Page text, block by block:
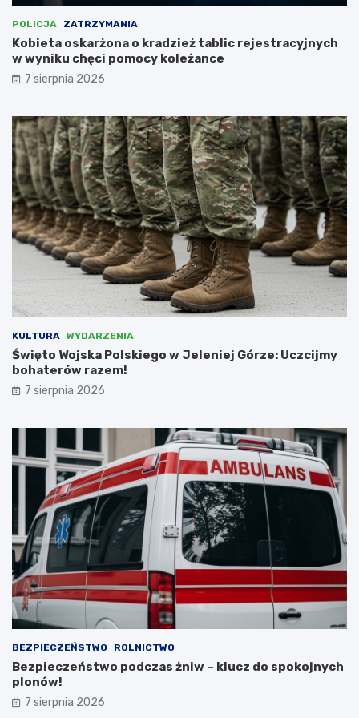
i
c
e
m
u
s
l
i
i
n
t
e
r
w
e
o
w
ć
c
h
i
t
e
k
r
y
w
e
w
s
p
ó
a
c
z
N
i
e
a
i
i
z
ą
c
n
a
d
o
t
a
c
j
ę
POLICJA ZATRZYMANIA
Kobieta oskarżona o kradzież tablic rejestracyjnych
w wyniku chęci pomocy koleżance
7 sierpnia 2026
KULTURA WYDARZENIA
Święto Wojska Polskiego w Jeleniej Górze: Uczcijmy
bohaterów razem!
7 sierpnia 2026
BEZPIECZEŃSTWO ROLNICTWO
Bezpieczeństwo podczas żniw – klucz do spokojnych
plonów!
7 sierpnia 2026